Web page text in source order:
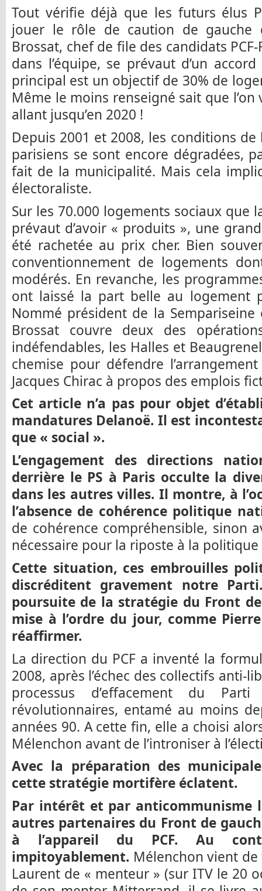
Tout vérifie déjà que les futurs élus
jouer le rôle de caution de gauche
Brossat, chef de file des candidats
dans l’équipe, se prévaut d’un
principal est un objectif de 30% de
Même le moins renseigné sait que
allant jusqu’en 2020 !
Depuis 2001 et 2008, les conditions
parisiens se sont encore dégradées,
fait de la municipalité. Mais cela
électoraliste.
Sur les 70.000 logements sociaux que
prévaut d’avoir « produits », une
été rachetée au prix cher. Bien
conventionnement de logements
modérés. En revanche, les
ont laissé la part belle au logement
Nommé président de la
Brossat couvre deux des
indéfendables, les Halles et
chemise pour défendre
Jacques Chirac à propos des emplois
Cet article n’a pas pour objet
mandatures Delanoë. Il est
que « social ».
L’engagement des directions
derrière le PS à Paris occulte la
dans les autres villes. Il montre, à
l’absence de cohérence politique
de cohérence compréhensible, sinon
nécessaire pour la riposte à la
Cette situation, ces embrouilles
discréditent gravement notre
poursuite de la stratégie du Front
mise à l’ordre du jour, comme
réaffirmer.
La direction du PCF a inventé la
2008, après l’échec des collectifs anti-
processus d’effacement du
révolutionnaires, entamé au moins
années 90. A cette fin, elle a choisi
Mélenchon avant de l’introniser à
Avec la préparation des
cette stratégie mortifère éclatent.
Par intérêt et par anticommunisme
autres partenaires du Front de
à l’appareil du PCF. Au
impitoyablement. Mélenchon vient
Laurent de « menteur » (sur ITV le 20